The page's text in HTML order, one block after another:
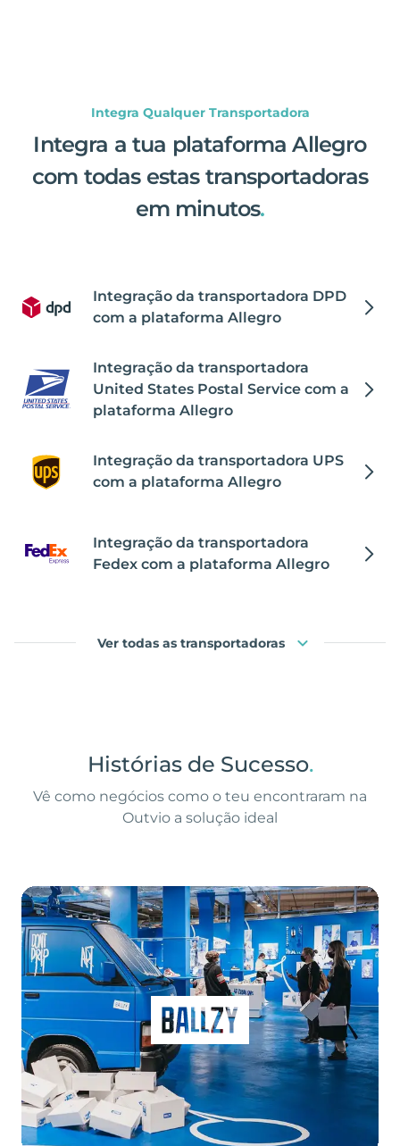
Integra Qualquer Transportadora
Integra a tua plataforma Allegro
com todas estas transportadoras
em minutos.
Integração da transportadora DPD
com a plataforma Allegro
Integração da transportadora
United States Postal Service com a
plataforma Allegro
Integração da transportadora UPS
com a plataforma Allegro
Integração da transportadora
Fedex com a plataforma Allegro
Ver todas as transportadoras
Histórias de Sucesso.
Vê como negócios como o teu encontraram na
Outvio a solução ideal